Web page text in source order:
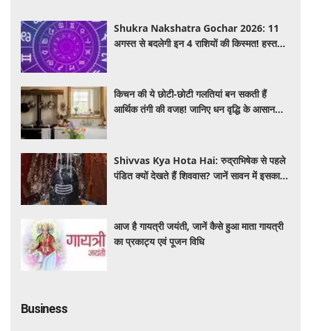
Shukra Nakshatra Gochar 2026: 11
अगस्त से बदलेगी इन 4 राशियों की किस्मत! हस्त
किचन की ये छोटी-छोटी गलतियां बन सकती हैं
आर्थिक तंगी की वजह! जानिए धन वृद्धि के आसान
Shivvas Kya Hota Hai: रुद्राभिषेक से पहले
पंडित क्यों देखते हैं शिववास? जानें सावन में इसका
आज है गायत्री जयंती, जानें कैसे हुआ माता गायत्री
का प्रकाट्य एवं पूजन विधि
Business